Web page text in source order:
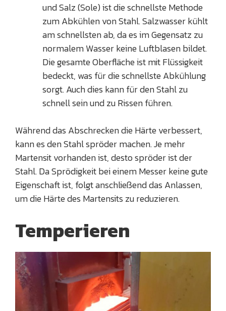
und Salz (Sole) ist die schnellste Methode
zum Abkühlen von Stahl. Salzwasser kühlt
am schnellsten ab, da es im Gegensatz zu
normalem Wasser keine Luftblasen bildet.
Die gesamte Oberfläche ist mit Flüssigkeit
bedeckt, was für die schnellste Abkühlung
sorgt. Auch dies kann für den Stahl zu
schnell sein und zu Rissen führen.
Während das Abschrecken die Härte verbessert,
kann es den Stahl spröder machen. Je mehr
Martensit vorhanden ist, desto spröder ist der
Stahl. Da Sprödigkeit bei einem Messer keine gute
Eigenschaft ist, folgt anschließend das Anlassen,
um die Härte des Martensits zu reduzieren.
Temperieren